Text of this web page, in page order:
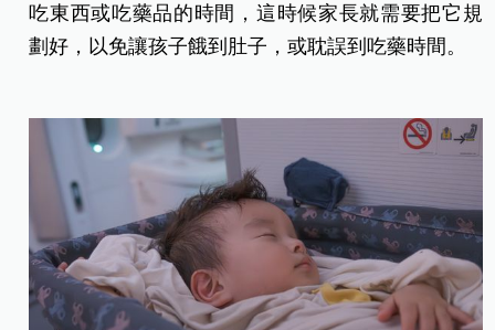
吃東西或吃藥品的時間，這時候家長就需要把它規
劃好，以免讓孩子餓到肚子，或耽誤到吃藥時間。